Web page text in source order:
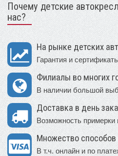
Почему детские
нас?
На рынке детских
Гарантия и
Филиалы во многих
В наличии большой
Доставка в день
Возможность примерки
Множество
В т.ч. онлайн и по